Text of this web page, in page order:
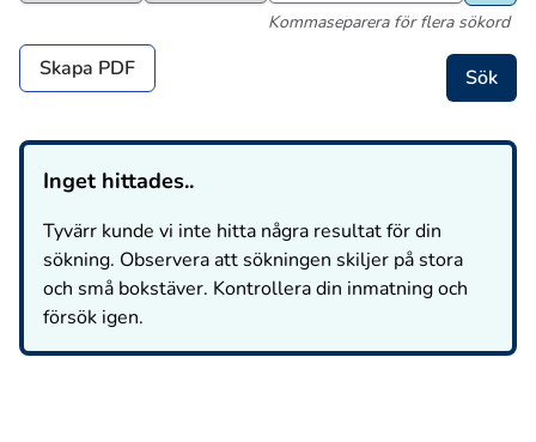
Kommaseparera för flera sökord
Skapa PDF
Inget hittades..
Tyvärr kunde vi inte hitta några resultat för din
sökning. Observera att sökningen skiljer på stora
och små bokstäver. Kontrollera din inmatning och
försök igen.